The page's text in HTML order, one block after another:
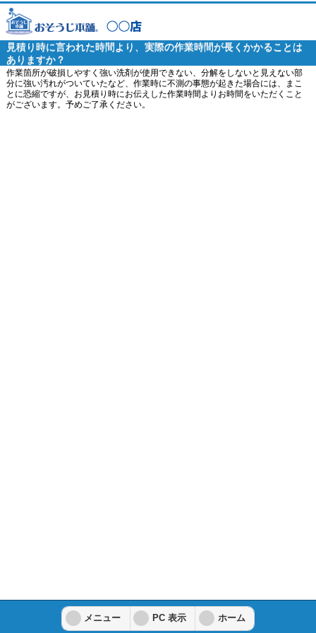
見積り時に言われた時間より、実際の作業時間が長くかかることは
ありますか？
作業箇所が破損しやすく強い洗剤が使用できない、分解をしないと見えない部
分に強い汚れがついていたなど、作業時に不測の事態が起きた場合には、まこ
とに恐縮ですが、お見積り時にお伝えした作業時間よりお時間をいただくこと
がございます。予めご了承ください。
メニュー PC 表示 ホーム